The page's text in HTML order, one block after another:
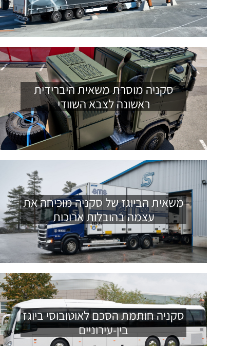
סקניה מוסרת משאית היברידית
ראשונה לצבא השוודי
משאית הביוגז של סקניה מוכיחה את
עצמה בהובלות ארוכות
סקניה חותמת הסכם לאוטובוסי ביוגז
בין-עירוניים